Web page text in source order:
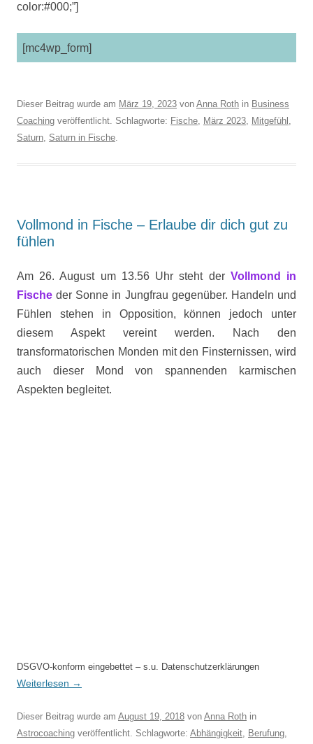
color:#000;”]
[mc4wp_form]
Dieser Beitrag wurde am März 19, 2023 von Anna Roth in Business
Coaching veröffentlicht. Schlagworte: Fische, März 2023, Mitgefühl ,
Saturn, Saturn in Fische.
Vollmond in Fische – Erlaube dir dich gut zu
fühlen
Am 26. August um 13.56 Uhr steht der Vollmond in
Fische der Sonne in Jungfrau gegenüber. Handeln und
Fühlen stehen in Opposition, können jedoch unter
diesem Aspekt vereint werden. Nach den
transformatorischen Monden mit den Finsternissen, wird
auch dieser Mond von spannenden karmischen
Aspekten begleitet.
DSGVO-konform eingebettet – s.u. Datenschutzerklärungen
Weiterlesen →
Dieser Beitrag wurde am August 19, 2018 von Anna Roth in
Astrocoaching veröffentlicht. Schlagworte: Abhängigkeit, Berufung,